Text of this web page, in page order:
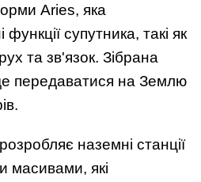
Aries, яка
супутника, такі як
та зв'язок. Зібрана
передаватися на Землю
наземні станції
масивами, які